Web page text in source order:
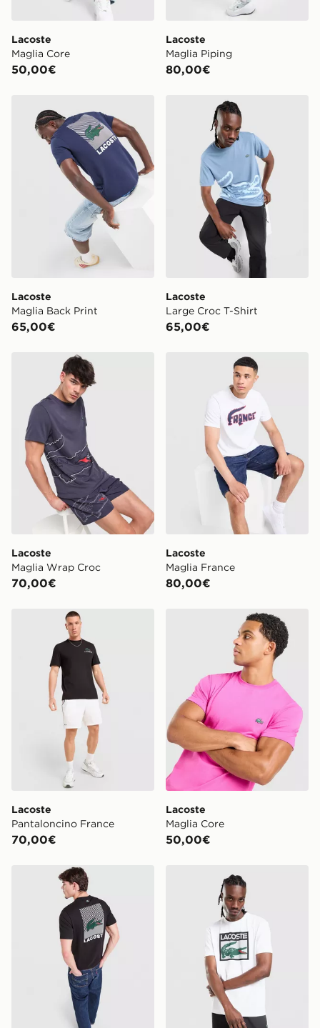
Lacoste
Maglia Core
50,00€
Lacoste
Maglia Piping
80,00€
Lacoste
Maglia Back Print
65,00€
Lacoste Large Croc T-Shirt
Lacoste
Large Croc T-Shirt
65,00€
Lacoste Maglia Wrap Croc
Lacoste
Maglia Wrap Croc
70,00€
Lacoste Maglia France
Lacoste
Maglia France
80,00€
Lacoste Pantaloncino France
Lacoste
Pantaloncino France
70,00€
Lacoste Maglia Core
Lacoste
Maglia Core
50,00€
Lacoste Maglia Back Print Lacoste Large Box T-Shirt